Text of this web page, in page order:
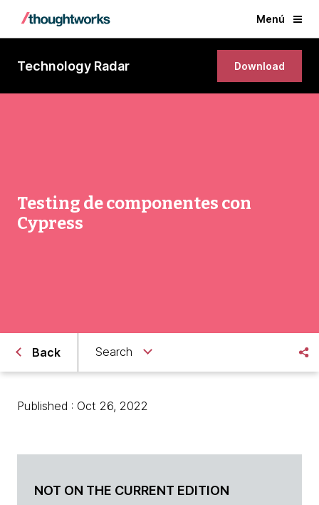
Menú
Technology Radar Download
Testing de componentes con
Cypress
Back Search
Published : Oct 26, 2022
NOT ON THE CURRENT EDITION